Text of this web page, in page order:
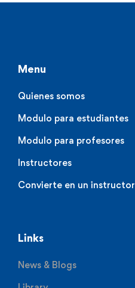
Menu
Quienes somos
Modulo para estudiantes
Modulo para profesores
Instructores
Convierte en un instructor
Links
News & Blogs